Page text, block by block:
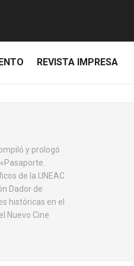
REVISTA IMPRESA
y prologó
de la UNEAC
Dador de
históricas en el
Nuevo Cine